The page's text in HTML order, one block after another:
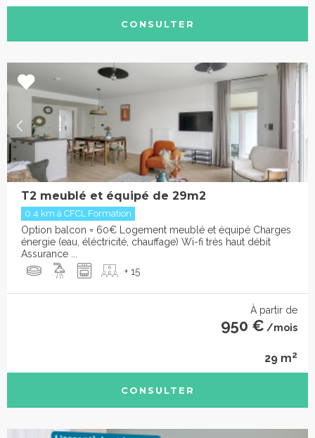
CONSULTER
T2 meublé et équipé de 29m2
0.4 km à CFCL Formation
Option balcon = 60€ Logement meublé et équipé Charges
énergie (eau, éléctricité, chauffage) Wi-fi très haut débit
Assurance ...
+ 15
À partir de
950 € /mois
29 m2
CONSULTER